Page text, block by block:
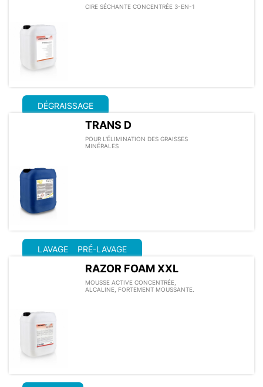
CIRE SÉCHANTE CONCENTRÉE 3-EN-1
DÉGRAISSAGE
TRANS D
POUR L'ÉLIMINATION DES GRAISSES
MINÉRALES
LAVAGE PRÉ-LAVAGE
RAZOR FOAM XXL
MOUSSE ACTIVE CONCENTRÉE,
ALCALINE, FORTEMENT MOUSSANTE.